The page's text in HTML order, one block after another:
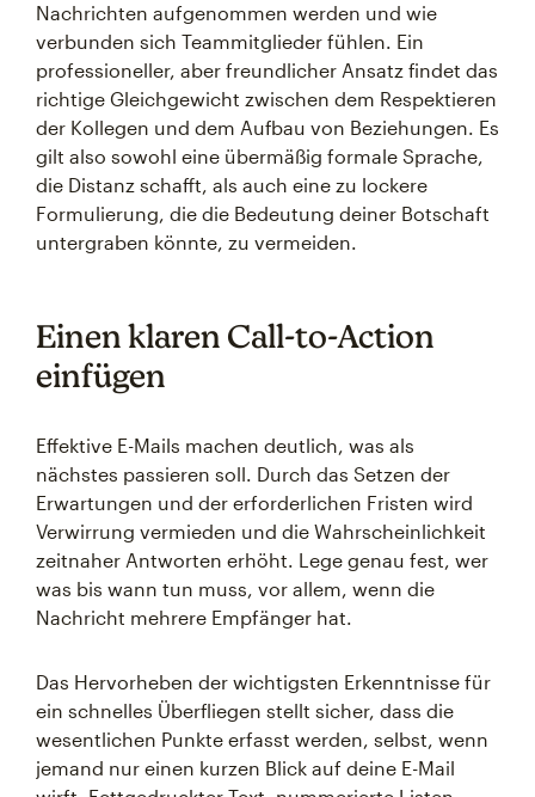
Nachrichten aufgenommen werden und wie
verbunden sich Teammitglieder fühlen. Ein
professioneller, aber freundlicher Ansatz findet das
richtige Gleichgewicht zwischen dem Respektieren
der Kollegen und dem Aufbau von Beziehungen. Es
gilt also sowohl eine übermäßig formale Sprache,
die Distanz schafft, als auch eine zu lockere
Formulierung, die die Bedeutung deiner Botschaft
untergraben könnte, zu vermeiden.
Einen klaren Call-to-Action
einfügen
Effektive E-Mails machen deutlich, was als
nächstes passieren soll. Durch das Setzen der
Erwartungen und der erforderlichen Fristen wird
Verwirrung vermieden und die Wahrscheinlichkeit
zeitnaher Antworten erhöht. Lege genau fest, wer
was bis wann tun muss, vor allem, wenn die
Nachricht mehrere Empfänger hat.
Das Hervorheben der wichtigsten Erkenntnisse für
ein schnelles Überfliegen stellt sicher, dass die
wesentlichen Punkte erfasst werden, selbst, wenn
jemand nur einen kurzen Blick auf deine E-Mail